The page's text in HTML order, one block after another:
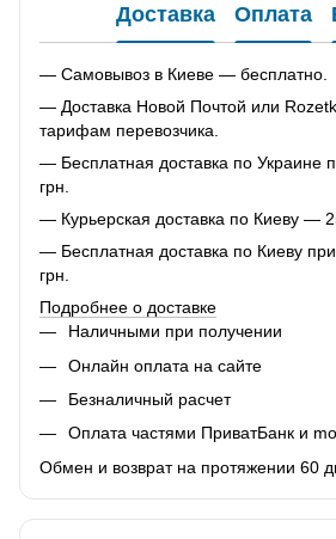
Доставка Оплата
— Самовывоз в Киеве — бесплатно.
— Доставка Новой Почтой или
тарифам перевозчика.
— Бесплатная доставка по Украине
грн.
— Курьерская доставка по Киеву —
— Бесплатная доставка по Киеву
грн.
Подробнее о доставке
Наличными при получении
Онлайн оплата на сайте
Безналичный расчет
Оплата частями ПриватБанк и
Обмен и возврат на протяжении 60